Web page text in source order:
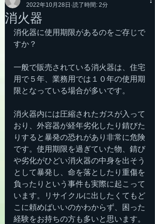
消火器
2022年10月28日 読了時間: 2分
消化器に使用期限があるのをご存じで
すか？
一般で販売されている消火器は、住宅
用で５年、業務用では１０年の使用期
限となっている場合が多いです。
消火器内には圧縮されたガスが入って
おり、外容器が経年劣化したり錆びた
りすると暴発の恐れがあり非常に危険
です。使用期限を過ぎていた物、錆び
や劣化がひどい消火器の中身を出そう
として暴発し、命を落としたり重傷を
負ったりという事件も実際に起こって
います。リサイクルに出したくてもど
こに頼めばいいのかわからず、困った
経験をお持ちの方も多いと思います。